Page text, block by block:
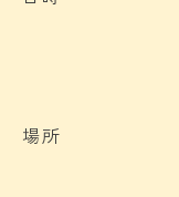
場所